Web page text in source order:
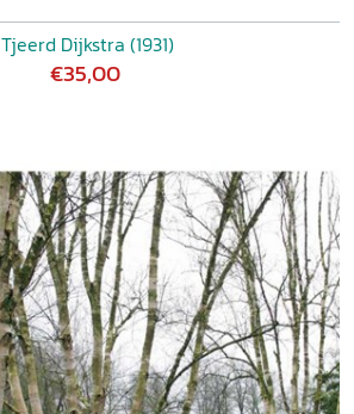
Tjeerd Dijkstra (1931)
€35,00